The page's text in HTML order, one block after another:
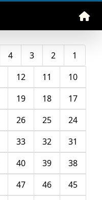
1
2
3
4
10
11
12
17
18
19
24
25
26
31
32
33
38
39
40
45
46
47